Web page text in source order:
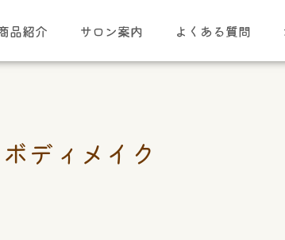
品紹介 サロン案内 よくある質問
ボディメイク